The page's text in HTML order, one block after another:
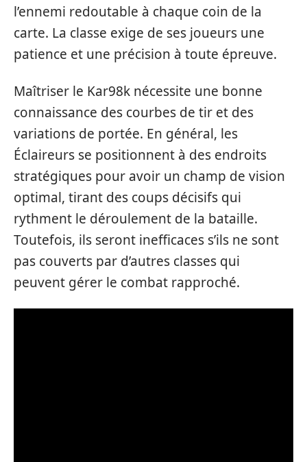
l’ennemi redoutable à chaque coin de la
carte. La classe exige de ses joueurs une
patience et une précision à toute épreuve.
Maîtriser le Kar98k nécessite une bonne
connaissance des courbes de tir et des
variations de portée. En général, les
Éclaireurs se positionnent à des endroits
stratégiques pour avoir un champ de vision
optimal, tirant des coups décisifs qui
rythment le déroulement de la bataille.
Toutefois, ils seront inefficaces s’ils ne sont
pas couverts par d’autres classes qui
peuvent gérer le combat rapproché.